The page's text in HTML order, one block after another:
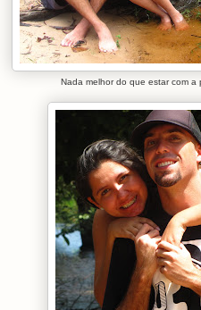
Nada melhor do que estar com a